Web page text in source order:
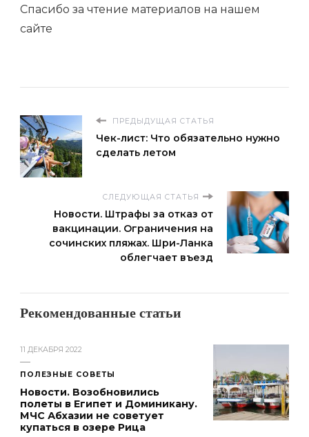
Спасибо за чтение материалов на нашем
сайте
ПРЕДЫДУЩАЯ СТАТЬЯ
Чек-лист: Что обязательно нужно
сделать летом
СЛЕДУЮЩАЯ СТАТЬЯ
Новости. Штрафы за отказ от
вакцинации. Ограничения на
сочинских пляжах. Шри-Ланка
облегчает въезд
Рекомендованные статьи
11 ДЕКАБРЯ 2022
ПОЛЕЗНЫЕ СОВЕТЫ
Новости. Возобновились
полеты в Египет и Доминикану.
МЧС Абхазии не советует
купаться в озере Рица